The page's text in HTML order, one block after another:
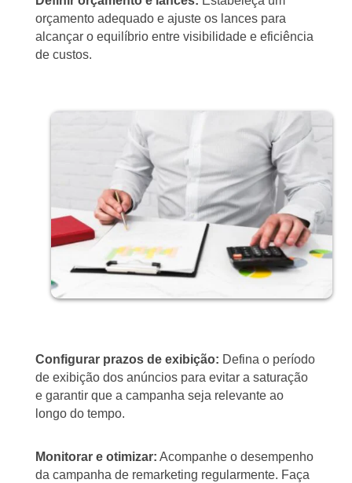
orçamento adequado e ajuste os lances para
alcançar o equilíbrio entre visibilidade e eficiência
de custos.
Configurar prazos de exibição: Defina o período
de exibição dos anúncios para evitar a saturação
e garantir que a campanha seja relevante ao
longo do tempo.
Monitorar e otimizar: Acompanhe o desempenho
da campanha de remarketing regularmente. Faça